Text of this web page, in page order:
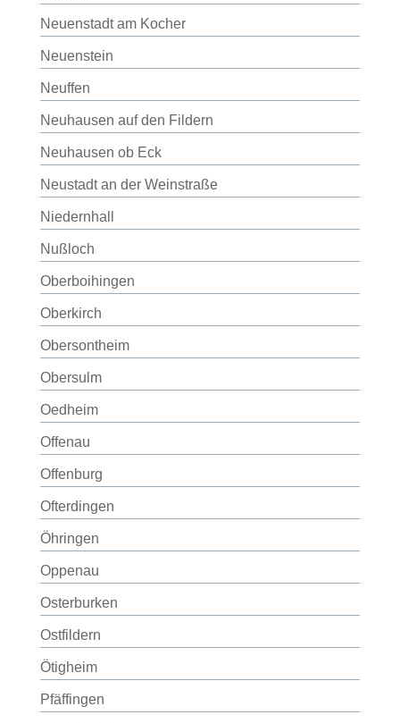
Neuenstadt am Kocher
Neuenstein
Neuffen
Neuhausen auf den Fildern
Neuhausen ob Eck
Neustadt an der Weinstraße
Niedernhall
Nußloch
Oberboihingen
Oberkirch
Obersontheim
Obersulm
Oedheim
Offenau
Offenburg
Ofterdingen
Öhringen
Oppenau
Osterburken
Ostfildern
Ötigheim
Pfäffingen